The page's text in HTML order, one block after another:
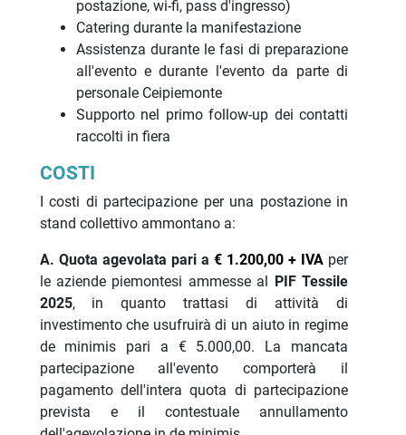
postazione, wi-fi, pass d'ingresso)
Catering durante la manifestazione
Assistenza durante le fasi di preparazione
all'evento e durante l'evento da parte di
personale Ceipiemonte
Supporto nel primo follow-up dei contatti
raccolti in fiera
COSTI
I costi di partecipazione per una postazione in
stand collettivo ammontano a:
A. Quota agevolata pari a € 1.200,00 + IVA per
le aziende piemontesi ammesse al
PIF Tessile
2025, in quanto trattasi di attività di
investimento che usufruirà di un aiuto in regime
de minimis pari a € 5.000,00. La mancata
partecipazione all'evento comporterà il
pagamento dell'intera quota di partecipazione
prevista e il contestuale annullamento